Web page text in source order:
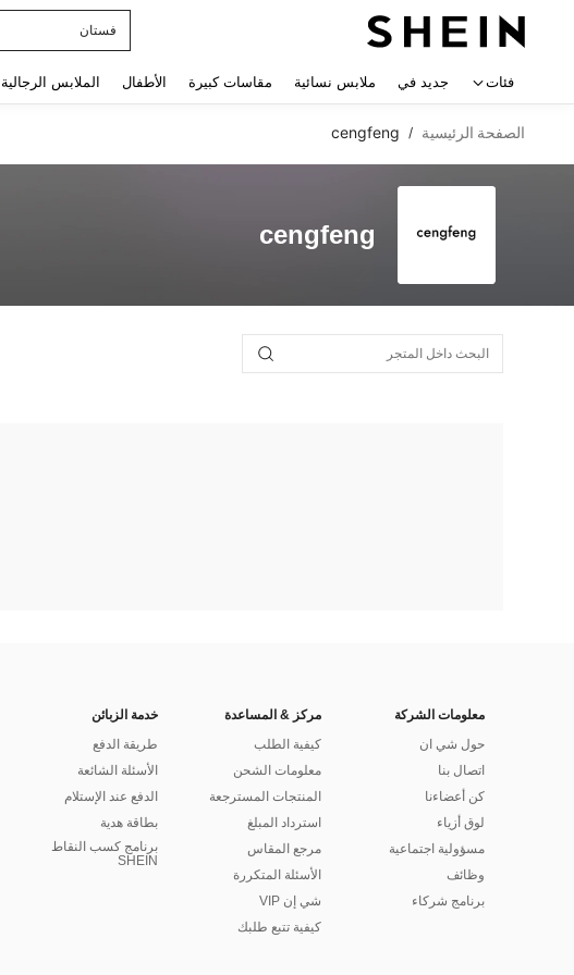
فستان
فئات جديد في ملابس نسائية مقاسات كبيرة الأطفال الملابس الرجالية
الصفحة الرئيسية /
cengfeng
cengfeng
معلومات الشركة
حول شي ان
اتصال بنا
كن أعضاءنا
لوق أزياء
مسؤولية اجتماعية
وظائف
برنامج شركاء
مركز & المساعدة
كيفية الطلب
معلومات الشحن
المنتجات المسترجعة
استرداد المبلغ
مرجع المقاس
الأسئلة المتكررة
شي إن VIP
كيفية تتبع طلبك
خدمة الزبائن
طريقة الدفع
الأسئلة الشائعة
الدفع عند الإستلام
بطاقة هدية
برنامج كسب النقاط
SHEIN